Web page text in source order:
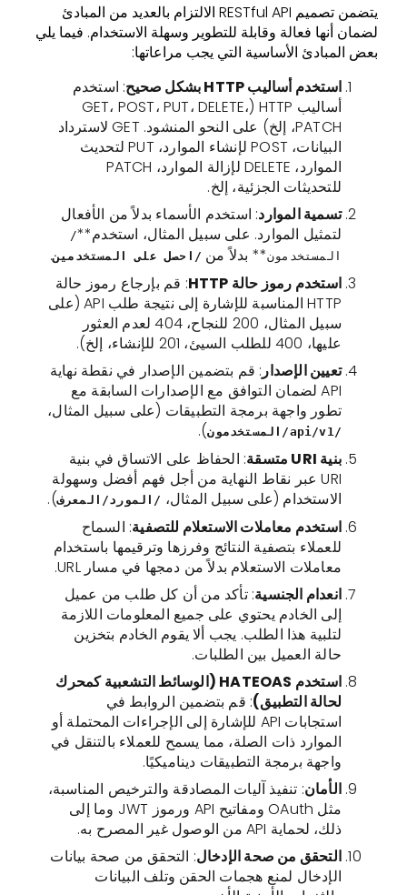
يتضمن تصميم RESTful API الالتزام بالعديد من المبادئ
لضمان أنها فعالة وقابلة للتطوير وسهلة الاستخدام. فيما يلي
بعض المبادئ الأساسية التي يجب مراعاتها:
استخدم أساليب HTTP بشكل صحيح
: استخدم
أساليب HTTP (GET، POST، PUT، DELETE،
PATCH، إلخ) على النحو المنشود. GET لاسترداد
البيانات، POST لإنشاء الموارد، PUT لتحديث
الموارد، DELETE لإزالة الموارد، PATCH
للتحديثات الجزئية، إلخ.
تسمية الموارد: استخدم الأسماء بدلاً من الأفعال
لتمثيل الموارد. على سبيل المثال، استخدم**/
المستخدمون** بدلاً من /احصل على المستخدمين.
استخدم رموز حالة HTTP
: قم بإرجاع رموز حالة
HTTP المناسبة للإشارة إلى نتيجة طلب API (على
سبيل المثال، 200 للنجاح، 404 لعدم العثور
عليها، 400 للطلب السيئ، 201 للإنشاء، إلخ).
تعيين الإصدار: قم بتضمين الإصدار في نقطة نهاية
API لضمان التوافق مع الإصدارات السابقة مع
تطور واجهة برمجة التطبيقات (على سبيل المثال،
/api/v1/المستخدمون
).
بنية URI متسقة
: الحفاظ على الاتساق في بنية
URI عبر نقاط النهاية من أجل فهم أفضل وسهولة
الاستخدام (على سبيل المثال، /المورد/المعرف).
استخدم معاملات الاستعلام للتصفية: السماح
للعملاء بتصفية النتائج وفرزها وترقيمها باستخدام
معاملات الاستعلام بدلاً من دمجها في مسار URL.
انعدام الجنسية: تأكد من أن كل طلب من عميل
إلى الخادم يحتوي على جميع المعلومات اللازمة
لتلبية هذا الطلب. يجب ألا يقوم الخادم بتخزين
حالة العميل بين الطلبات.
استخدم HATEOAS (الوسائط التشعبية كمحرك
لحالة التطبيق): قم بتضمين الروابط في
استجابات API للإشارة إلى الإجراءات المحتملة أو
الموارد ذات الصلة، مما يسمح للعملاء بالتنقل في
واجهة برمجة التطبيقات ديناميكيًا.
الأمان: تنفيذ آليات المصادقة والترخيص المناسبة،
مثل OAuth ومفاتيح API ورموز JWT وما إلى
ذلك، لحماية API من الوصول غير المصرح به.
التحقق من صحة الإدخال: التحقق من صحة بيانات
الإدخال لمنع هجمات الحقن وتلف البيانات